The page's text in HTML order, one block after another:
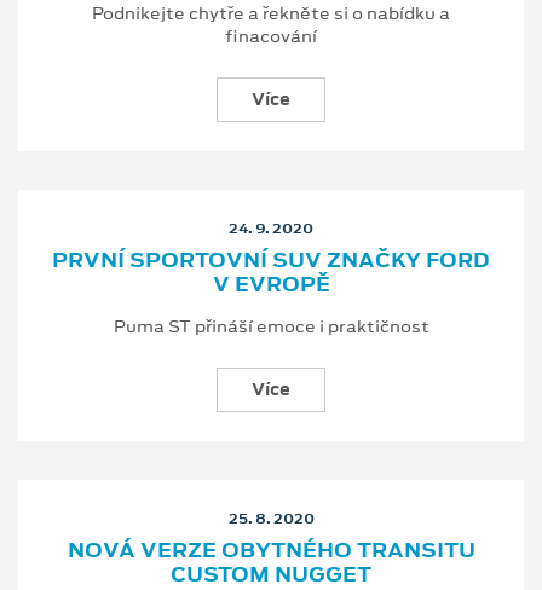
Podnikejte chytře a řekněte si o nabídku a
finacování
Více
24. 9. 2020
PRVNÍ SPORTOVNÍ SUV ZNAČKY FORD
V EVROPĚ
Puma ST přináší emoce i praktičnost
Více
25. 8. 2020
NOVÁ VERZE OBYTNÉHO TRANSITU
CUSTOM NUGGET